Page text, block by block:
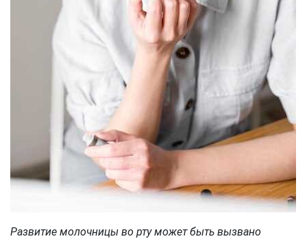
Развитие молочницы во рту может быть вызвано